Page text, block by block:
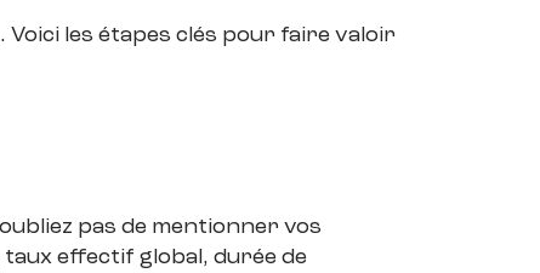
les étapes clés pour faire valoir
pas de mentionner vos
effectif global, durée de